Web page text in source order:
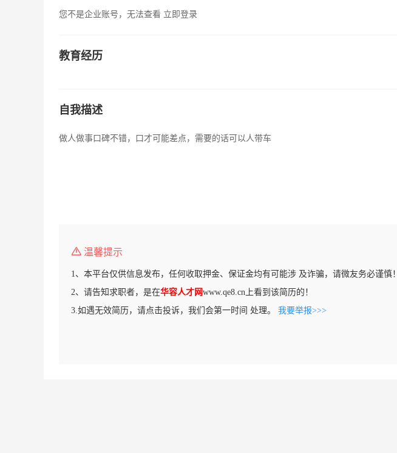
您不是企业账号，无法查看 立即登录
教育经历
自我描述
做人做事口碑不错，口才可能差点，需要的话可以人带车
温馨提示
1、本平台仅供信息发布，任何收取押金、保证金均有可能涉 及诈骗，请微友务必谨慎！
2、请告知求职者，是在华容人才网www.qe8.cn上看到该简历的！
3.如遇无效简历，请点击投诉，我们会第一时间 处理。 我要举报>>>